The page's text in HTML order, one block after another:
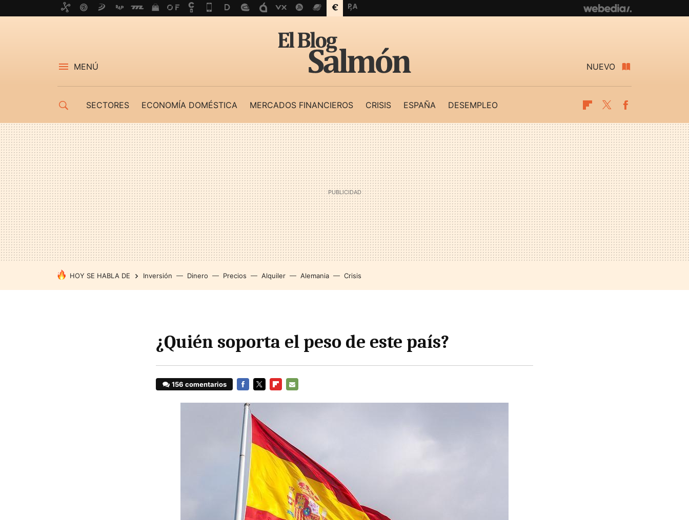
MENÚ NUEVO
SECTORES ECONOMÍA DOMÉSTICA MERCADOS FINANCIEROS CRISIS ESPAÑA DESEMPLEO Flipboard
Twitter
HOY SE HABLA DE Inversión Dinero Precios Alquiler Alemania Crisis
¿Quién soporta el peso de este país?
156 comentarios